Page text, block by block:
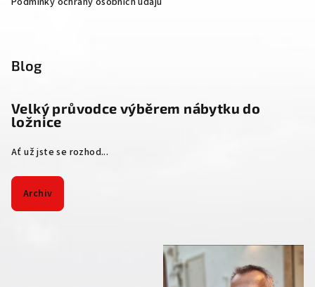
Blog
Velký průvodce výběrem nábytku do
ložnice
Ať už jste se rozhod...
Archiv